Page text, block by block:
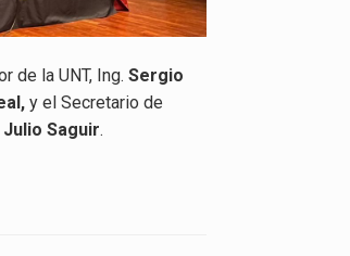
de la UNT, Ing. Sergio
y el Secretario de
Julio Saguir.